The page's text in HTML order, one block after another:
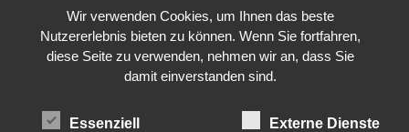
Wir verwenden Cookies, um Ihnen das beste
Nutzererlebnis bieten zu können. Wenn Sie fortfahren,
diese Seite zu verwenden, nehmen wir an, dass Sie
damit einverstanden sind.
Essenziell Externe Dienste